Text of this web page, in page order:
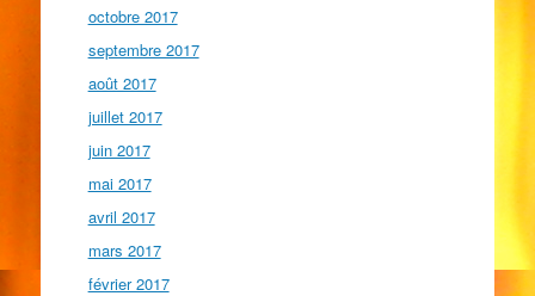
octobre 2017
septembre 2017
août 2017
juillet 2017
juin 2017
mai 2017
avril 2017
mars 2017
février 2017